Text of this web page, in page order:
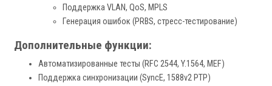
Поддержка VLAN, QoS, MPLS
Генерация ошибок (PRBS, стресс-тестирование)
Дополнительные функции:
Автоматизированные тесты (RFC 2544, Y.1564, MEF)
Поддержка синхронизации (SyncE, 1588v2 PTP)